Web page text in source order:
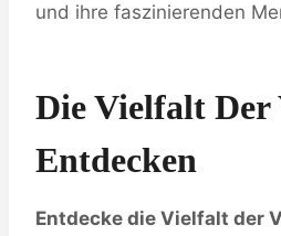
und ihre faszinierenden
Die Vielfalt Der
Entdecken
Entdecke die Vielfalt der